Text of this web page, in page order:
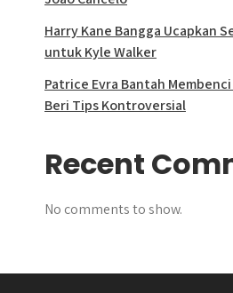
Harry Kane Bangga Ucapkan
untuk Kyle Walker
Patrice Evra Bantah
Beri Tips Kontroversial
Recent
No comments to show.